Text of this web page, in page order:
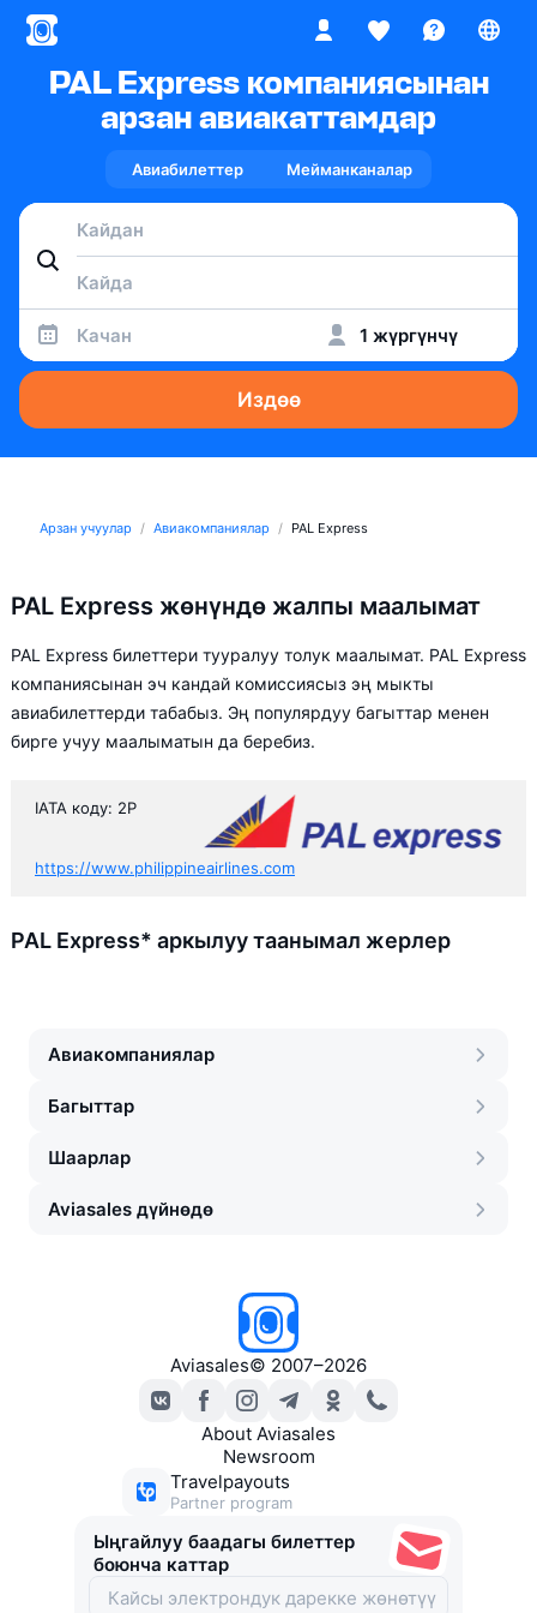
PAL Express компаниясынан
арзан авиакаттамдар
Авиабилеттер Мейманканалар
Качан 1 жүргүнчү
Издөө
Арзан учуулар Авиакомпаниялар PAL Express
PAL Express жөнүндө жалпы маалымат
PAL Express билеттери тууралуу толук маалымат. PAL Express
компаниясынан эч кандай комиссиясыз эң мыкты
авиабилеттерди табабыз. Эң популярдуу багыттар менен
бирге учуу маалыматын да беребиз.
IATA коду: 2P
https://www.philippineairlines.com
PAL Express* аркылуу таанымал жерлер
Авиакомпаниялар
Багыттар
Шаарлар
Aviasales дүйнөдө
Aviasales© 2007–2026
About Aviasales
Newsroom
Travelpayouts
Partner program
Ыңгайлуу баадагы билеттер
боюнча каттар
Биз Сookie файлдарын жана ошол сыяктуу технологияларды
колдонобуз —кененирээк маалымат алып, тандоолоруңузду